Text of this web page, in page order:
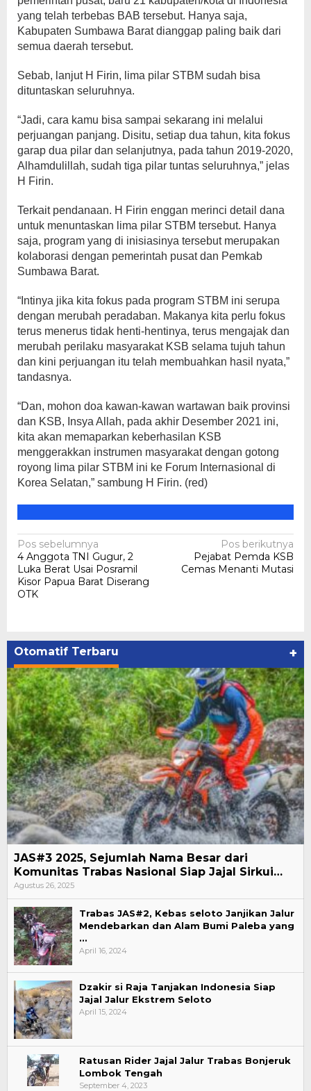
yang telah terbebas BAB tersebut. Hanya saja,
Kabupaten Sumbawa Barat dianggap paling baik dari
semua daerah tersebut.
Sebab, lanjut H Firin, lima pilar STBM sudah bisa
dituntaskan seluruhnya.
“Jadi, cara kamu bisa sampai sekarang ini melalui
perjuangan panjang. Disitu, setiap dua tahun, kita fokus
garap dua pilar dan selanjutnya, pada tahun 2019-2020,
Alhamdulillah, sudah tiga pilar tuntas seluruhnya,” jelas
H Firin.
Terkait pendanaan. H Firin enggan merinci detail dana
untuk menuntaskan lima pilar STBM tersebut. Hanya
saja, program yang di inisiasinya tersebut merupakan
kolaborasi dengan pemerintah pusat dan Pemkab
Sumbawa Barat.
“Intinya jika kita fokus pada program STBM ini serupa
dengan merubah peradaban. Makanya kita perlu fokus
terus menerus tidak henti-hentinya, terus mengajak dan
merubah perilaku masyarakat KSB selama tujuh tahun
dan kini perjuangan itu telah membuahkan hasil nyata,”
tandasnya.
“Dan, mohon doa kawan-kawan wartawan baik provinsi
dan KSB, Insya Allah, pada akhir Desember 2021 ini,
kita akan memaparkan keberhasilan KSB
menggerakkan instrumen masyarakat dengan gotong
royong lima pilar STBM ini ke Forum Internasional di
Korea Selatan,” sambung H Firin. (red)
Navigasi
pos
Pos sebelumnya
4 Anggota TNI Gugur, 2
Luka Berat Usai Posramil
Kisor Papua Barat Diserang
OTK
Pos berikutnya
Pejabat Pemda KSB
Cemas Menanti Mutasi
Otomatif Terbaru +
JAS#3 2025, Sejumlah Nama Besar dari
Komunitas Trabas Nasional Siap Jajal Sirkui…
Agustus 26, 2025
Trabas JAS#2, Kebas seloto Janjikan Jalur
Mendebarkan dan Alam Bumi Paleba yang
…
April 16, 2024
Dzakir si Raja Tanjakan Indonesia Siap
Jajal Jalur Ekstrem Seloto
April 15, 2024
Ratusan Rider Jajal Jalur Trabas Bonjeruk
Lombok Tengah
September 4, 2023